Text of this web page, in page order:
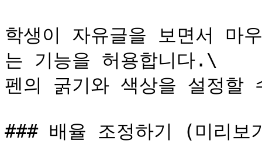
학생이 자유글을 보면서 마
는 기능을 허용합니다.\
펜의 굵기와 색상을 설정할
### 배율 조정하기 (미리보